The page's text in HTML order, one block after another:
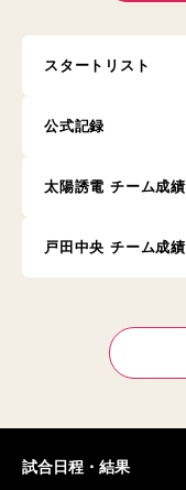
スタートリスト
公式記録
太陽誘電 チーム成績
戸田中央 チーム成績
試合日程・結果